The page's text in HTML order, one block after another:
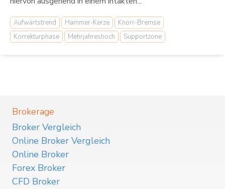
Aufwärtstrend Hammer-Kerze
Knorr-Bremse
Korrekturphase
Mehrjahreshoch Supportzone
Brokerage
Broker Vergleich
Online Broker Vergleich
Online Broker
Forex Broker
CFD Broker